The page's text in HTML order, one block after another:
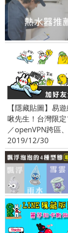
【隱藏貼圖】易
啾先生！台灣限
／openVPN跨區
2019/12/30